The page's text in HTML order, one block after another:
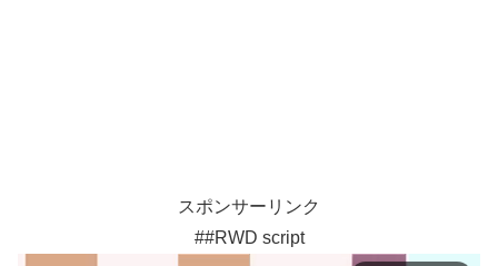
スポンサーリンク
##RWD script